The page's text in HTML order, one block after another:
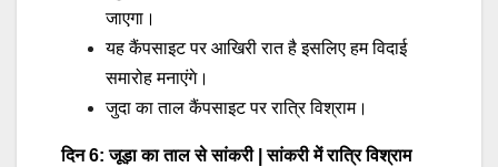
जाएगा।
यह कैंपसाइट पर आखिरी रात है इसलिए हम विदाई
समारोह मनाएंगे।
जुदा का ताल कैंपसाइट पर रात्रि विश्राम।
दिन 6: जूड़ा का ताल से सांकरी | सांकरी में रात्रि विश्राम